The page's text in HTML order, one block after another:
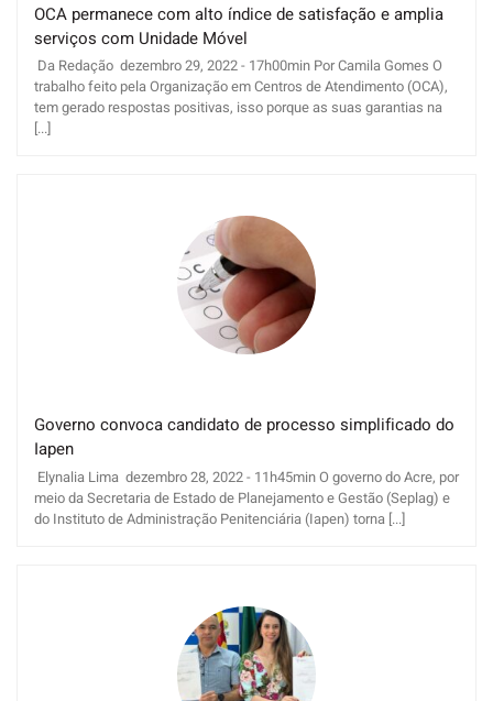
OCA permanece com alto índice de satisfação e amplia
serviços com Unidade Móvel
Da Redação dezembro 29, 2022 - 17h00min Por Camila Gomes O
trabalho feito pela Organização em Centros de Atendimento (OCA),
tem gerado respostas positivas, isso porque as suas garantias na
[...]
Governo convoca candidato de processo simplificado do
Iapen
Elynalia Lima dezembro 28, 2022 - 11h45min O governo do Acre, por
meio da Secretaria de Estado de Planejamento e Gestão (Seplag) e
do Instituto de Administração Penitenciária (Iapen) torna [...]